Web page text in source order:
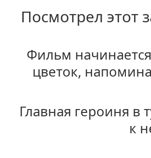
Посмотрел этот
Фильм
цветок,
Главная героиня в
к